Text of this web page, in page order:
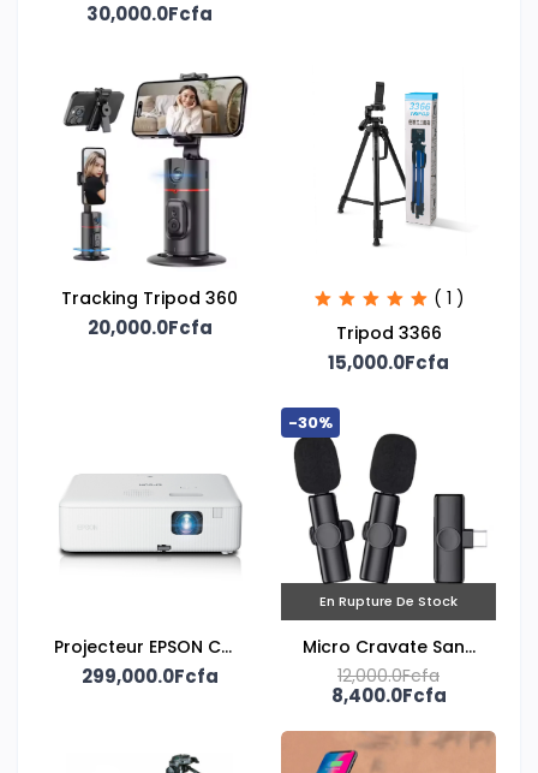
30,000.0Fcfa
Tracking Tripod 360
20,000.0Fcfa
( 1 )
Tripod 3366
15,000.0Fcfa
Projecteur EPSON CO-
W01
299,000.0Fcfa
-30%
En Rupture De Stock
Micro Cravate Sans
fil
12,000.0Fcfa
8,400.0Fcfa